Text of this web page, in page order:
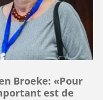
Broeke: «Pour
est de